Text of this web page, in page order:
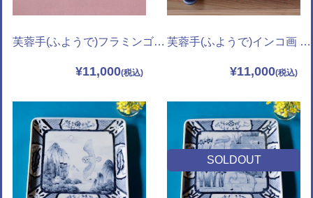
芙蓉手(ふようで)フラミンゴ画 木甲長皿
¥11,000
芙蓉手(ふようで)インコ画 木甲長皿
¥11,000
SOLDOUT